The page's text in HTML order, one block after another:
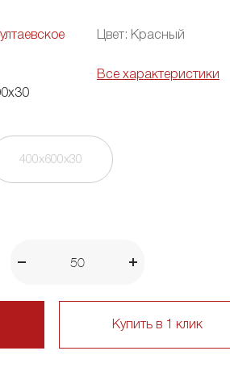
Цвет: Красный
Все характеристики
400х600х30
Купить в 1 клик